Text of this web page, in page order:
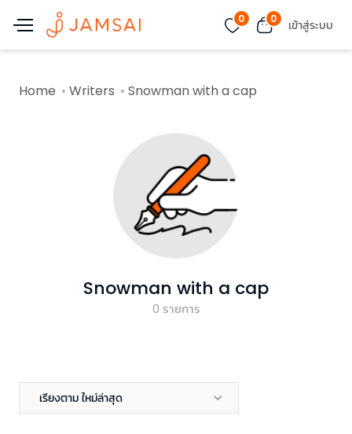
0 0 เข้าสู่ระบบ
Home Writers Snowman with a cap
Snowman with a cap
0 รายการ
เรียงตาม ใหม่ล่าสุด